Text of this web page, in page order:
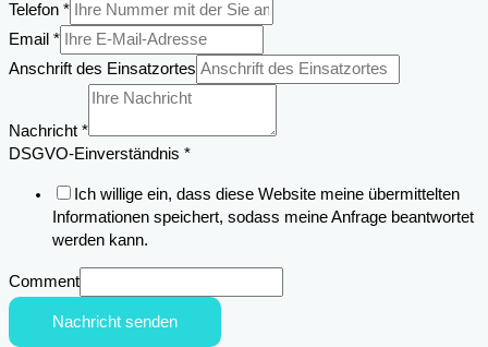
Telefon *
Email *
Anschrift des Einsatzortes
Email
Nachricht *
DSGVO-Einverständnis *
Ich willige ein, dass diese Website meine übermittelten
Informationen speichert, sodass meine Anfrage beantwortet
werden kann.
Comment
Nachricht senden